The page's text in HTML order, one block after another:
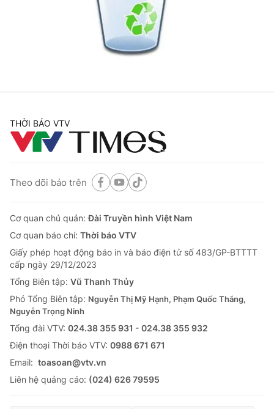
THỜI BÁO VTV
Theo dõi báo trên
Cơ quan chủ quản:Đài Truyền hình Việt Nam
Cơ quan báo chí: Thời báo VTV
Giấy phép hoạt động báo in và báo điện tử số 483/GP-BTTTT
cấp ngày 29/12/2023
Tổng Biên tập: Vũ Thanh Thủy
Phó Tổng Biên tập: Nguyễn Thị Mỹ Hạnh, Phạm Quốc Thắng,
Nguyễn Trọng Ninh
Tổng đài VTV: 024.38 355 931 - 024.38 355 932
Ðiện thoại Thời báo VTV: 0988 671 671
Email: toasoan@vtv.vn
Liên hệ quảng cáo: (024) 626 79595